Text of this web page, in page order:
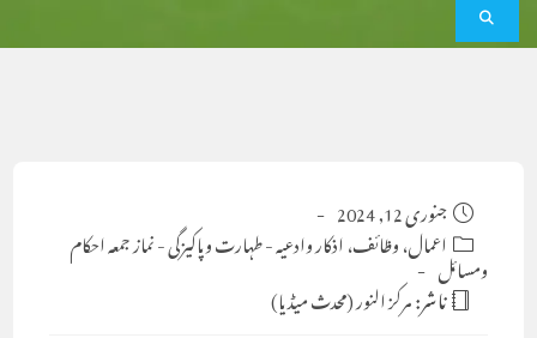
Post
published:
جنوری 12, 2024
Post
category:
اعمال، وظائف، اذکار وادعیہ-طہارت وپاکیزگی-نماز جمعہ احکام
ومسائل
ناشر:مرکز النور (محدث میڈیا)